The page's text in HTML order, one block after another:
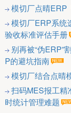
模切厂点晴ERP
模切厂ERP系统
验收标准评估手册
别再被“伪ERP”
P的避坑指南
模切厂结合点晴
扫码MES报工精
时统计管理难题